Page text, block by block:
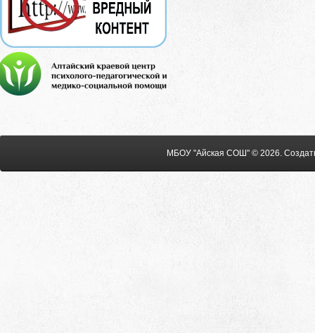
МБОУ "Айская СОШ" © 2026.